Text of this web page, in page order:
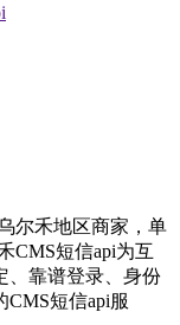
尔禾地区商家，单
CMS短信api为互
、靠谱登录、身份
短信api服